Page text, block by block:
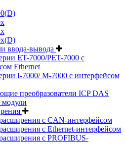
ввода-вывода
ET-7000/PET-7000 с
Ethernet
I-7000/ M-7000 с интерфейсом
преобразователи ICP DAS
с CAN-интерфейсом
с Ethernet-интерфейсом
с PROFIBUS-